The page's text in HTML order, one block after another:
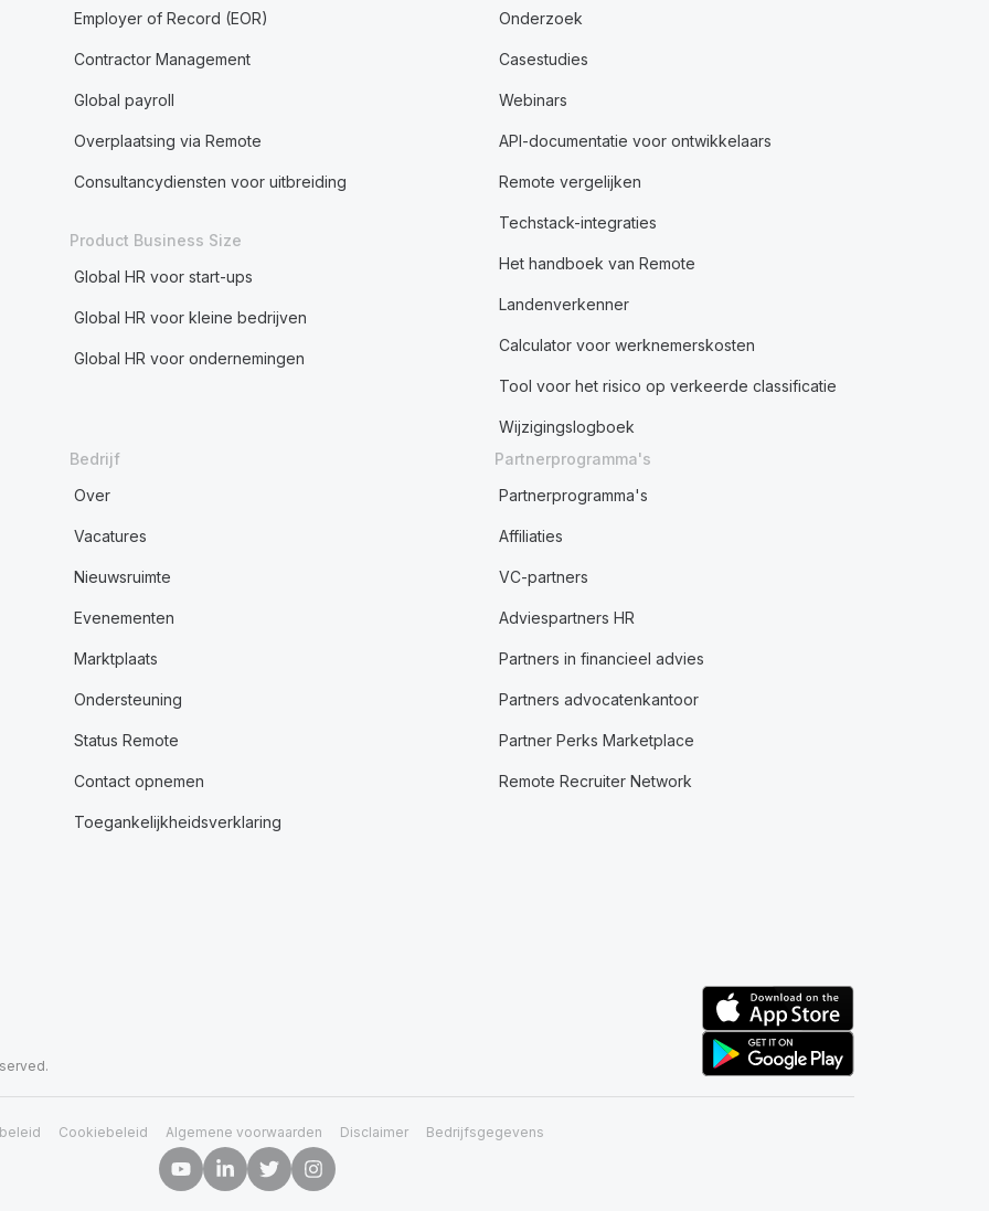
Employer of Record (EOR)
Contractor Management
Global payroll
Overplaatsing via Remote
Consultancydiensten voor uitbreiding
Product Business Size
Global HR voor start-ups
Global HR voor kleine bedrijven
Global HR voor ondernemingen
Onderzoek
Casestudies
Webinars
API-documentatie voor ontwikkelaars
Remote vergelijken
Techstack-integraties
Het handboek van Remote
Landenverkenner
Calculator voor werknemerskosten
Tool voor het risico op verkeerde classificatie
Wijzigingslogboek
Bedrijf
Over
Vacatures
Nieuwsruimte
Evenementen
Marktplaats
Ondersteuning
Status Remote
Contact opnemen
Toegankelijkheidsverklaring
Partnerprogramma's
Partnerprogramma's
Affiliaties
VC-partners
Adviespartners HR
Partners in financieel advies
Partners advocatenkantoor
Partner Perks Marketplace
Remote Recruiter Network
Cookiebeleid Algemene voorwaarden Disclaimer Bedrijfsgegevens